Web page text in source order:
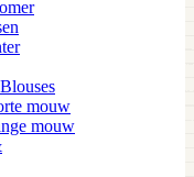
mouw
mouw